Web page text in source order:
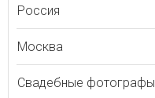
Россия
Москва
Свадебные фотографы